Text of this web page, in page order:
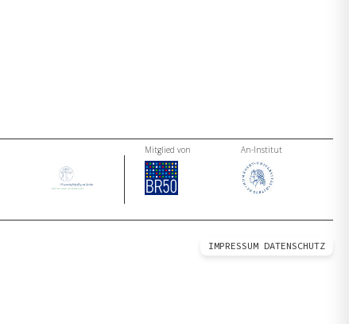
Mitglied von An-Institut
IMPRESSUM DATENSCHUTZ